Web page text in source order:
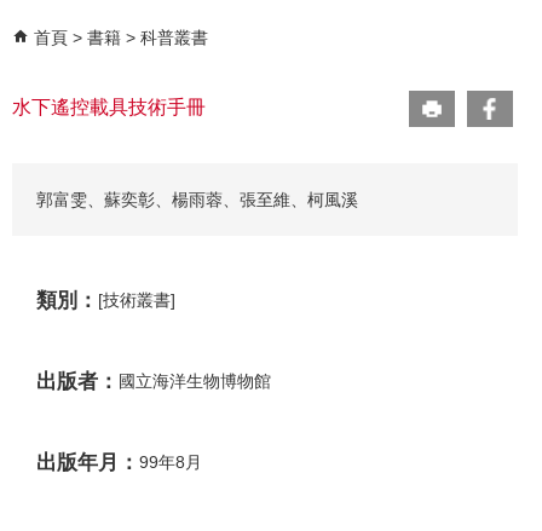
首頁 書籍 科普叢書
水下遙控載具技術手冊
郭富雯、蘇奕彰、楊雨蓉、張至維、柯風溪
類別： [技術叢書]
出版者： 國立海洋生物博物館
出版年月： 99年8月